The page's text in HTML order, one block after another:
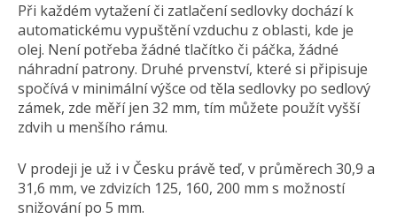
Při každém vytažení či zatlačení sedlovky dochází k
automatickému vypuštění vzduchu z oblasti, kde je
olej. Není potřeba žádné tlačítko či páčka, žádné
náhradní patrony. Druhé prvenství, které si připisuje
spočívá v minimální výšce od těla sedlovky po sedlový
zámek, zde měří jen 32 mm, tím můžete použít vyšší
zdvih u menšího rámu.
V prodeji je už i v Česku právě teď, v průměrech 30,9 a
31,6 mm, ve zdvizích 125, 160, 200 mm s možností
snižování po 5 mm.